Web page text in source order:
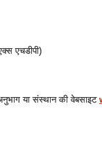
एचडीपी)
या संस्‍थान की वेबसाइट